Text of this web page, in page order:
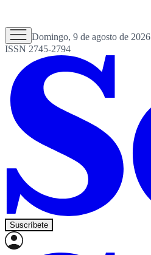
Domingo, 9 de agosto de 2026
ISSN 2745-2794
Suscríbete